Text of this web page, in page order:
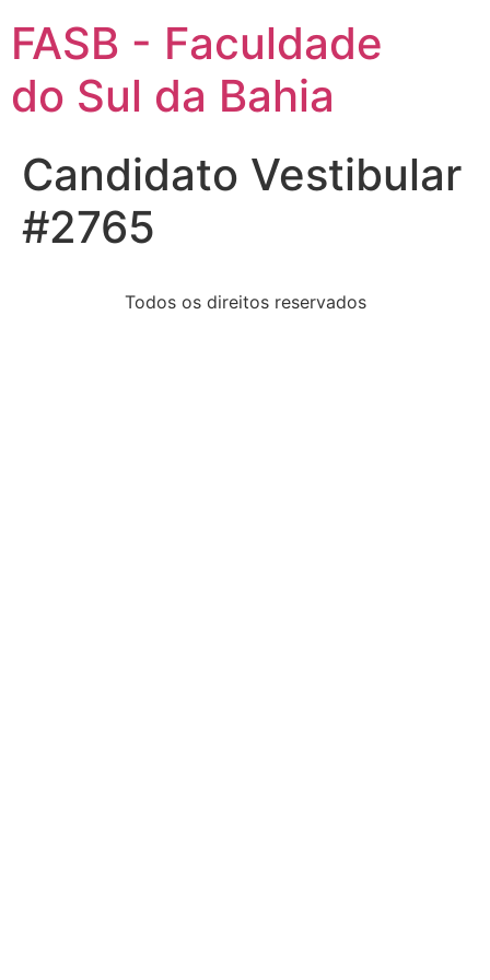
FASB - Faculdade
do Sul da Bahia
Candidato Vestibular
#2765
Todos os direitos reservados